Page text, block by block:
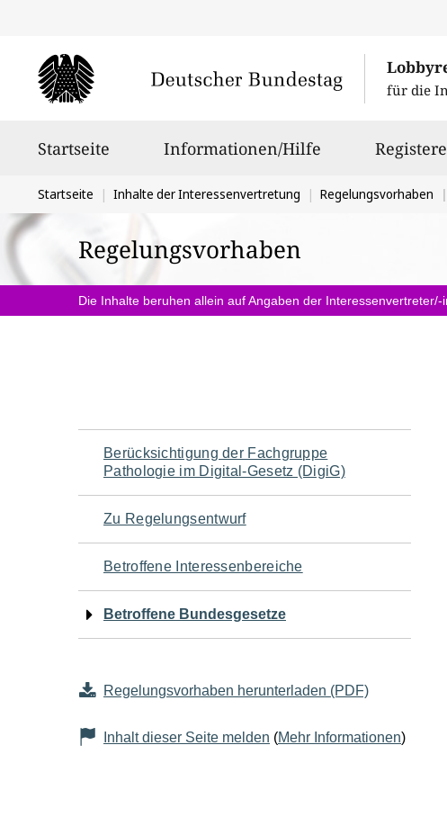
für die
Startseite Informationen/Hilfe
Sie
befinden
sich
hier:
Startseite Inhalte der Interessenvertretung Regelungsvorhaben
Regelungsvorhaben
Die Inhalte beruhen allein auf Angaben der Interessenvertreter/-
Navigation
für
den
Seiteninhalt
Berücksichtigung der Fachgruppe
Pathologie im Digital-Gesetz (DigiG)
Zu Regelungsentwurf
Betroffene Interessenbereiche
Betroffene Bundesgesetze
Regelungsvorhaben herunterladen (PDF)
Inhalt dieser Seite melden (Mehr Informationen)